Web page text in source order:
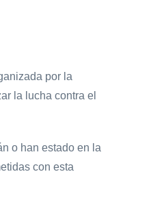
por la
la lucha contra el
o han estado en la
con esta